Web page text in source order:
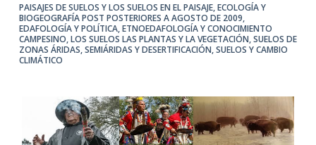
PAISAJES DE SUELOS Y LOS SUELOS EN EL PAISAJE,ECOLOGÍA Y
BIOGEOGRAFÍA POST POSTERIORES A AGOSTO DE 2009,
EDAFOLOGÍA Y POLÍTICA,ETNOEDAFOLOGÍA Y CONOCIMIENTO
CAMPESINO,LOS SUELOS LAS PLANTAS Y LA VEGETACIÓN,SUELOS DE
ZONAS ÁRIDAS, SEMIÁRIDAS Y DESERTIFICACIÓN,SUELOS Y CAMBIO
CLIMÁTICO